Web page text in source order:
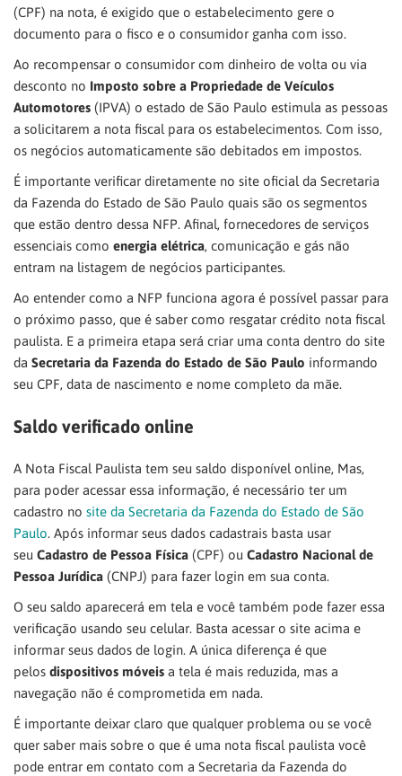
(CPF) na nota, é exigido que o estabelecimento gere o
documento para o fisco e o consumidor ganha com isso.
Ao recompensar o consumidor com dinheiro de volta ou via
desconto no Imposto sobre a Propriedade de Veículos
Automotores (IPVA) o estado de São Paulo estimula as pessoas
a solicitarem a nota fiscal para os estabelecimentos. Com isso,
os negócios automaticamente são debitados em impostos.
É importante verificar diretamente no site oficial da Secretaria
da Fazenda do Estado de São Paulo quais são os segmentos
que estão dentro dessa NFP. Afinal, fornecedores de serviços
essenciais como energia elétrica, comunicação e gás não
entram na listagem de negócios participantes.
Ao entender como a NFP funciona agora é possível passar para
o próximo passo, que é saber como resgatar crédito nota fiscal
paulista. E a primeira etapa será criar uma conta dentro do site
da Secretaria da Fazenda do Estado de São Paulo informando
seu CPF, data de nascimento e nome completo da mãe.
Saldo verificado online
A Nota Fiscal Paulista tem seu saldo disponível online, Mas,
para poder acessar essa informação, é necessário ter um
cadastro no site da Secretaria da Fazenda do Estado de São
Paulo. Após informar seus dados cadastrais basta usar
seu Cadastro de Pessoa Física (CPF) ou Cadastro Nacional de
Pessoa Jurídica (CNPJ) para fazer login em sua conta.
O seu saldo aparecerá em tela e você também pode fazer essa
verificação usando seu celular. Basta acessar o site acima e
informar seus dados de login. A única diferença é que
pelos dispositivos móveis a tela é mais reduzida, mas a
navegação não é comprometida em nada.
É importante deixar claro que qualquer problema ou se você
quer saber mais sobre o que é uma nota fiscal paulista você
pode entrar em contato com a Secretaria da Fazenda do